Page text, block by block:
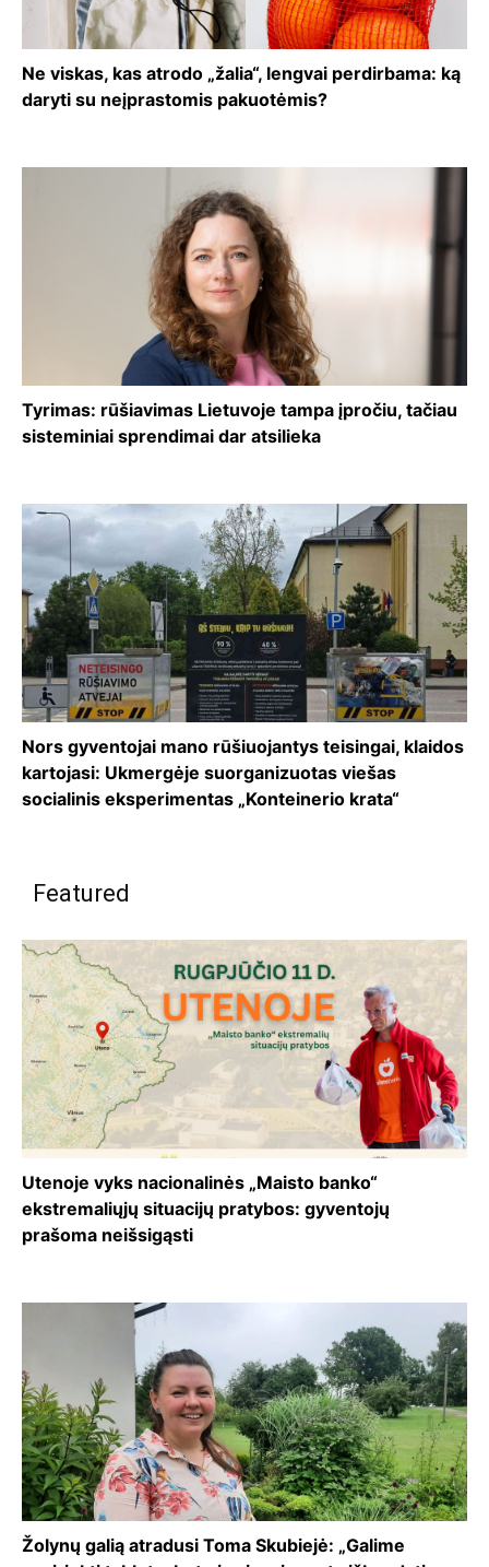
Ne viskas, kas atrodo „žalia“, lengvai perdirbama: ką
daryti su neįprastomis pakuotėmis?
Tyrimas: rūšiavimas Lietuvoje tampa įpročiu, tačiau
sisteminiai sprendimai dar atsilieka
Nors gyventojai mano rūšiuojantys teisingai, klaidos
kartojasi: Ukmergėje suorganizuotas viešas
socialinis eksperimentas „Konteinerio krata“
Featured
Utenoje vyks nacionalinės „Maisto banko“
ekstremaliųjų situacijų pratybos: gyventojų
prašoma neišsigąsti
Žolynų galią atradusi Toma Skubiejė: „Galime